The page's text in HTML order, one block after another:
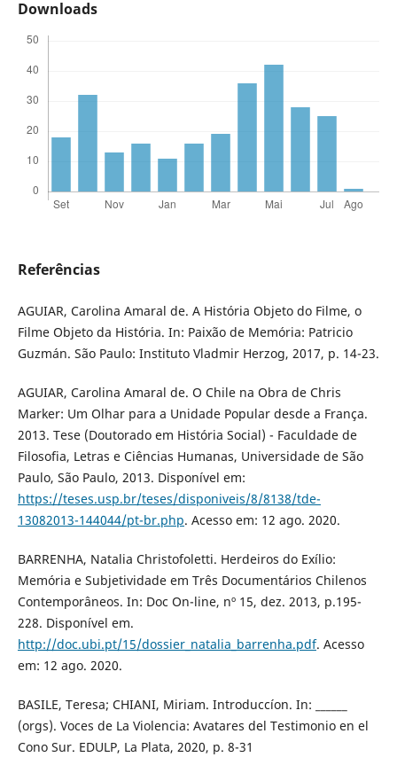
Downloads
Referências
AGUIAR, Carolina Amaral de. A História Objeto do Filme, o
Filme Objeto da História. In: Paixão de Memória: Patricio
Guzmán. São Paulo: Instituto Vladmir Herzog, 2017, p. 14-23.
AGUIAR, Carolina Amaral de. O Chile na Obra de Chris
Marker: Um Olhar para a Unidade Popular desde a França.
2013. Tese (Doutorado em História Social) - Faculdade de
Filosofia, Letras e Ciências Humanas, Universidade de São
Paulo, São Paulo, 2013. Disponível em:
https://teses.usp.br/teses/disponiveis/8/8138/tde-
13082013-144044/pt-br.php. Acesso em: 12 ago. 2020.
BARRENHA, Natalia Christofoletti. Herdeiros do Exílio:
Memória e Subjetividade em Três Documentários Chilenos
Contemporâneos. In: Doc On-line, nº 15, dez. 2013, p.195-
228. Disponível em.
http://doc.ubi.pt/15/dossier_natalia_barrenha.pdf. Acesso
em: 12 ago. 2020.
BASILE, Teresa; CHIANI, Miriam. Introduccíon. In: ______
(orgs). Voces de La Violencia: Avatares del Testimonio en el
Cono Sur. EDULP, La Plata, 2020, p. 8-31